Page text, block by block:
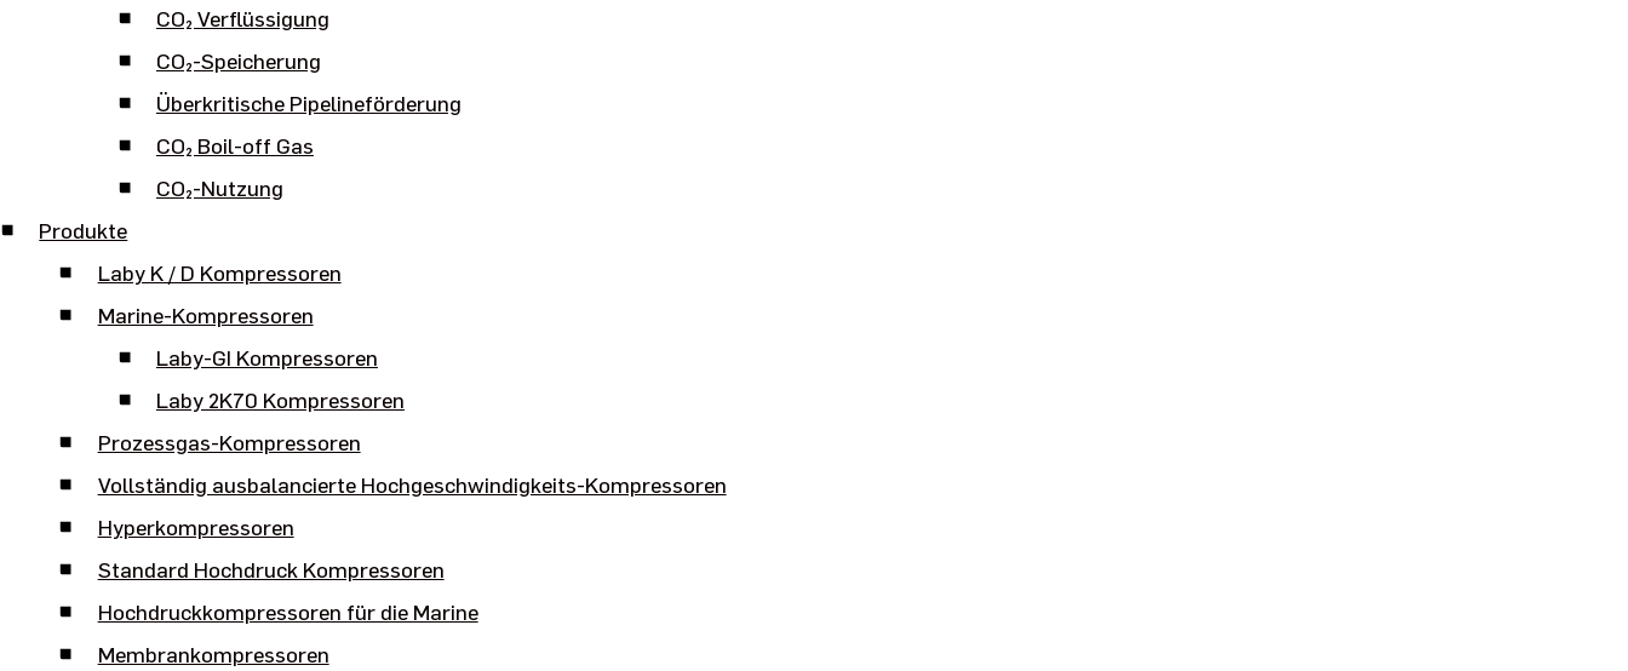
CO₂ Verflüssigung
CO₂-Speicherung
Überkritische Pipelineförderung
CO₂ Boil-off Gas
CO₂-Nutzung
Produkte
Laby K / D Kompressoren
Marine-Kompressoren
Laby-GI Kompressoren
Laby 2K70 Kompressoren
Prozessgas-Kompressoren
Vollständig ausbalancierte Hochgeschwindigkeits-Kompressoren
Hyperkompressoren
Standard Hochdruck Kompressoren
Hochdruckkompressoren für die Marine
Membrankompressoren